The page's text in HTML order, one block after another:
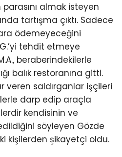
parasını almak isteyen
tartışma çıktı. Sadece
ödemeyeceğini
tehdit etmeye
beraberindekilerle
balık restoranına gitti.
veren saldırganlar işçileri
darp edip araçla
kendisinin ve
söyleyen Gözde
kişilerden şikayetçi oldu.